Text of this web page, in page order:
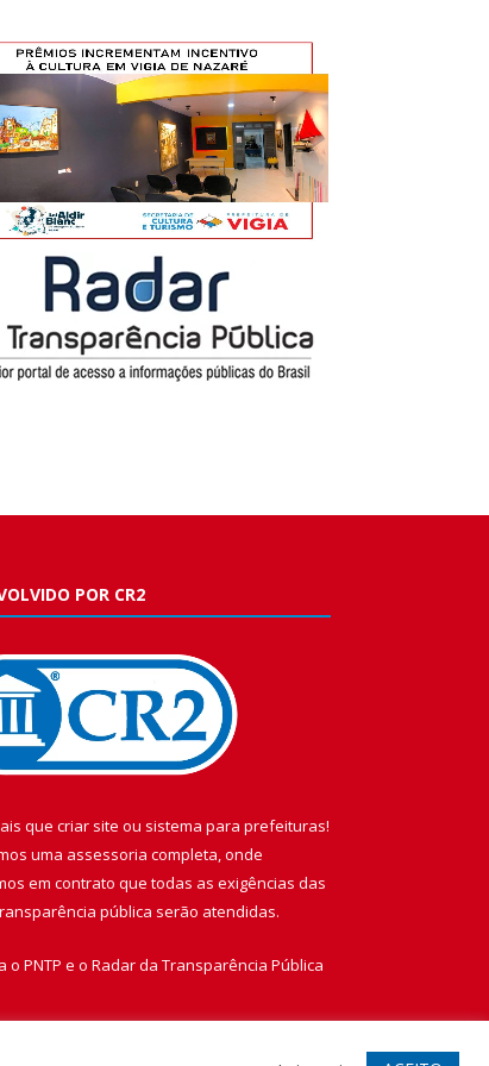
POR CR2
que criar site ou sistema para prefeituras!
uma assessoria completa, onde
em contrato que todas as exigências das
pública serão atendidas.
o PNTP e o Radar da Transparência Pública